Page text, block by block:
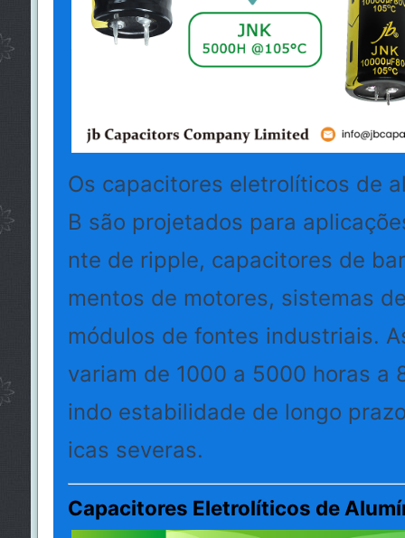
Os capacitores eletrolíticos de
B são projetados para
nte de ripple, capacitores de
mentos de motores, sistemas
módulos de fontes industriais.
variam de 1000 a 5000 horas a
indo estabilidade de longo
icas severas.
Capacitores Eletrolíticos de